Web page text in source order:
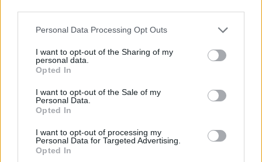
Personal Data Processing Opt Outs
I want to opt-out of the Sharing of my
personal data.
Opted In
I want to opt-out of the Sale of my
Personal Data.
Opted In
I want to opt-out of processing my
Personal Data for Targeted Advertising.
Opted In